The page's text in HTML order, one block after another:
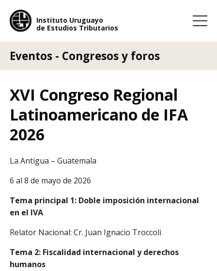
Instituto Uruguayo
de Estudios Tributarios
Eventos - Congresos y foros
XVI Congreso Regional
Latinoamericano de IFA
2026
La Antigua – Guatemala
6 al 8 de mayo de 2026
Tema principal 1: Doble imposición internacional
en el IVA
Relator Nacional: Cr. Juan Ignacio Troccoli
Tema 2: Fiscalidad internacional y derechos
humanos